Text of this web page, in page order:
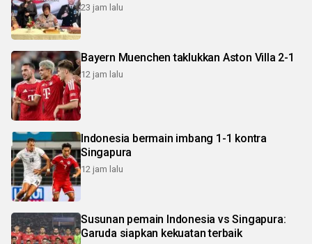
23 jam lalu
Bayern Muenchen taklukkan Aston Villa 2-1
12 jam lalu
Indonesia bermain imbang 1-1 kontra
Singapura
12 jam lalu
Susunan pemain Indonesia vs Singapura:
Garuda siapkan kekuatan terbaik